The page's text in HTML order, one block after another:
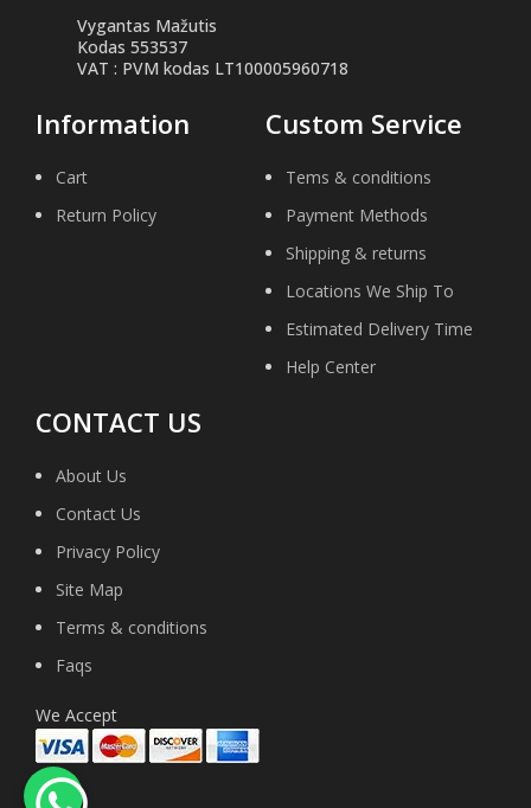
Vygantas Mažutis
Kodas 553537
VAT : PVM kodas LT100005960718
Information
Cart
Return Policy
Custom Service
Tems & conditions
Payment Methods
Shipping & returns
Locations We Ship To
Estimated Delivery Time
Help Center
CONTACT US
About Us
Contact Us
Privacy Policy
Site Map
Terms & conditions
Faqs
We Accept